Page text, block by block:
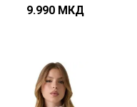
9.990 МКД